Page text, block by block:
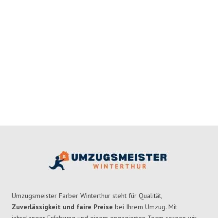
Umzugsmeister Farber Winterthur steht für Qualität,
Zuverlässigkeit und faire Preise bei Ihrem Umzug. Mit